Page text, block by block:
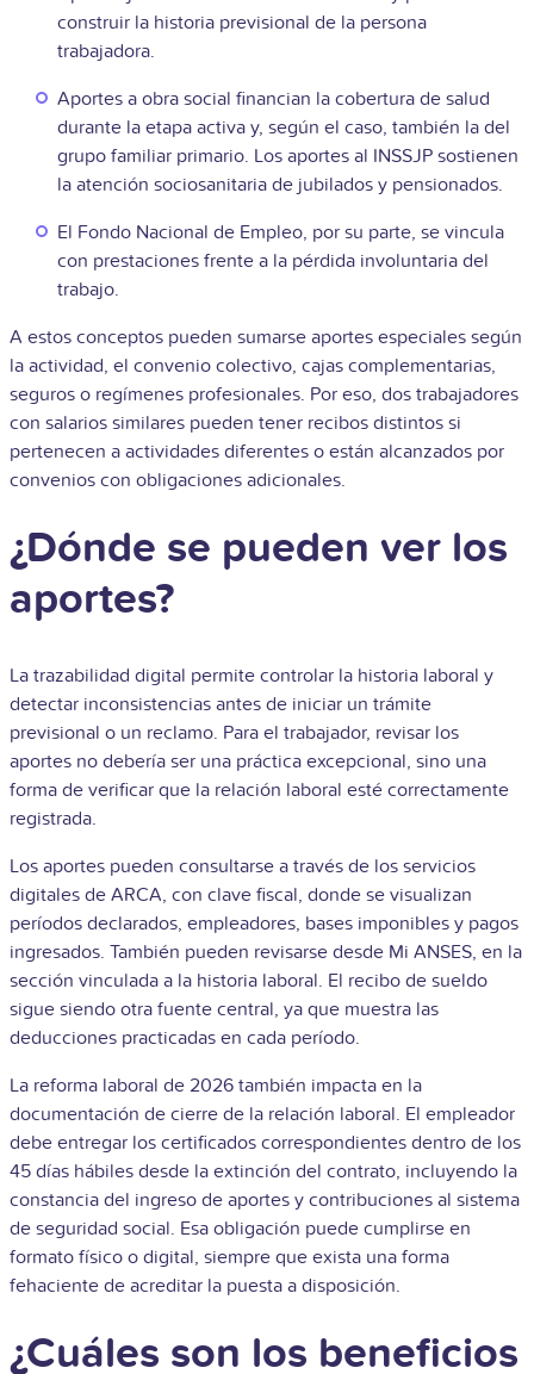
construir la historia previsional de la persona
trabajadora.
Aportes a obra social financian la cobertura de salud
durante la etapa activa y, según el caso, también la del
grupo familiar primario. Los aportes al INSSJP sostienen
la atención sociosanitaria de jubilados y pensionados.
El Fondo Nacional de Empleo, por su parte, se vincula
con prestaciones frente a la pérdida involuntaria del
trabajo.
A estos conceptos pueden sumarse aportes especiales según
la actividad, el convenio colectivo, cajas complementarias,
seguros o regímenes profesionales. Por eso, dos trabajadores
con salarios similares pueden tener recibos distintos si
pertenecen a actividades diferentes o están alcanzados por
convenios con obligaciones adicionales.
¿Dónde se pueden ver los
aportes?
La trazabilidad digital permite controlar la historia laboral y
detectar inconsistencias antes de iniciar un trámite
previsional o un reclamo. Para el trabajador, revisar los
aportes no debería ser una práctica excepcional, sino una
forma de verificar que la relación laboral esté correctamente
registrada.
Los aportes pueden consultarse a través de los servicios
digitales de ARCA, con clave fiscal, donde se visualizan
períodos declarados, empleadores, bases imponibles y pagos
ingresados. También pueden revisarse desde Mi ANSES, en la
sección vinculada a la historia laboral. El recibo de sueldo
sigue siendo otra fuente central, ya que muestra las
deducciones practicadas en cada período.
La reforma laboral de 2026 también impacta en la
documentación de cierre de la relación laboral. El empleador
debe entregar los certificados correspondientes dentro de los
45 días hábiles desde la extinción del contrato, incluyendo la
constancia del ingreso de aportes y contribuciones al sistema
de seguridad social. Esa obligación puede cumplirse en
formato físico o digital, siempre que exista una forma
fehaciente de acreditar la puesta a disposición.
¿Cuáles son los beneficios